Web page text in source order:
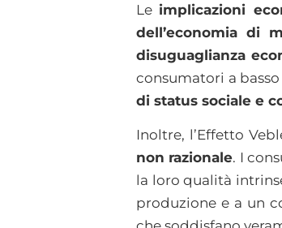
Le implicazioni
dell’economia di
disuguaglianza
consumatori a
di status sociale e
Inoltre, l’Effetto
non razionale. I
la loro qualità
produzione e a un